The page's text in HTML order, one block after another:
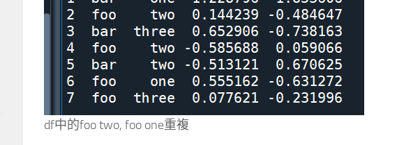
df中的foo two, foo one重複